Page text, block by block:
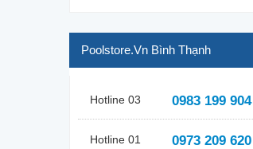
Poolstore.vn Bình Thạnh
Hotline 03 0983 199 904
Hotline 01 0973 209 620